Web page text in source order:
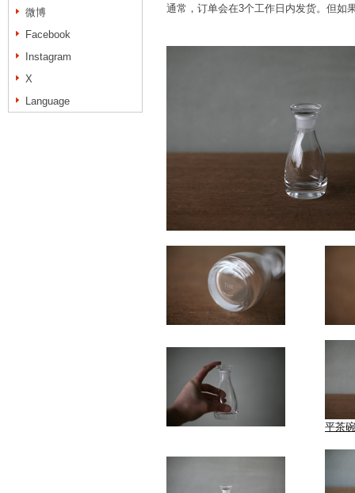
微博
Facebook
Instagram
X
Language
通常，订单会在3个工作日内发货。但如
平茶碗